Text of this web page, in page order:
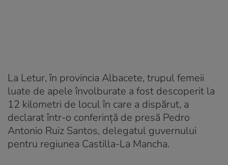
La Letur, în provincia Albacete, trupul femeii
luate de apele învolburate a fost descoperit la
12 kilometri de locul în care a dispărut, a
declarat într-o conferinţă de presă Pedro
Antonio Ruiz Santos, delegatul guvernului
pentru regiunea Castilla-La Mancha.